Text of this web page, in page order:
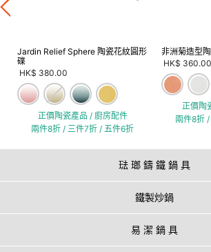
Jardin Relief Sphere 陶瓷花紋圓形
碟
HK$ 380.00
正價陶瓷產品 / 廚房配件
兩件8折 / 三件7折 / 五件6折
非洲菊造型
HK$ 360.00
正價陶
兩件8折
琺 瑯 鑄 鐵 鍋 具
鐵製炒鍋
易 潔 鍋 具